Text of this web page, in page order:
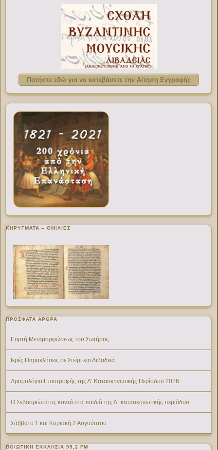
Πατήστε εδώ για να κατεβάσετε την Αίτηση Εγγραφής
ΚΗΡΥΓΜΑΤΑ – ΟΜΙΛΙΕΣ
ΠΡΌΣΦΑΤΑ ΆΡΘΡΑ
Εορτή Μεταμορφώσεως του Σωτήρος
Ιερές Παρακλήσεις σε Στείρι και Λιβαδειά
Δρομολόγια Επιστροφής της Δ’ Κατασκηνωτικής Περίοδου 2026
Ο Σεβασμιώτατος κοντά στα παιδιά της Δ΄ κατασκηνωτικής περιόδου
Σάββατο 1 και Κυριακή 2 Αυγούστου
ΒΟΙΩΤΙΚΉ ΕΚΚΛΗΣΊΑ 99,2 FM